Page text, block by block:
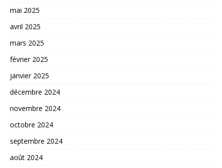
mai 2025
avril 2025
mars 2025
février 2025
janvier 2025
décembre 2024
novembre 2024
octobre 2024
septembre 2024
août 2024